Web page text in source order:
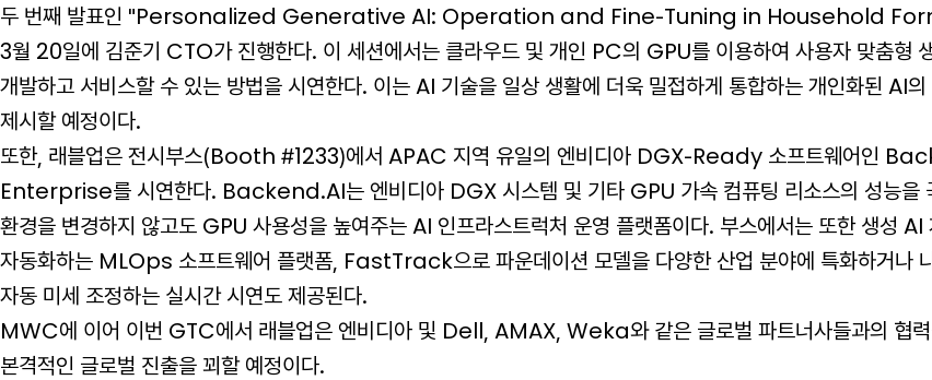
두 번째 발표인 "Personalized Generative AI: Operation and Fine-Tuning in Household
3월 20일에 김준기 CTO가 진행한다. 이 세션에서는 클라우드 및 개인 PC의 GPU를 이용하여 사용자 맞춤형
개발하고 서비스할 수 있는 방법을 시연한다. 이는 AI 기술을 일상 생활에 더욱 밀접하게 통합하는 개인화된 AI
제시할 예정이다.
또한, 래블업은 전시부스(Booth #1233)에서 APAC 지역 유일의 엔비디아 DGX-Ready 소프트웨어인
Enterprise를 시연한다. Backend.AI는 엔비디아 DGX 시스템 및 기타 GPU 가속 컴퓨팅 리소스의 성능을
환경을 변경하지 않고도 GPU 사용성을 높여주는 AI 인프라스트럭처 운영 플랫폼이다. 부스에서는 또한 생성 AI
자동화하는 MLOps 소프트웨어 플랫폼, FastTrack으로 파운데이션 모델을 다양한 산업 분야에 특화하거나
자동 미세 조정하는 실시간 시연도 제공된다.
MWC에 이어 이번 GTC에서 래블업은 엔비디아 및 Dell, AMAX, Weka와 같은 글로벌 파트너사들과의 협력
본격적인 글로벌 진출을 꾀할 예정이다.